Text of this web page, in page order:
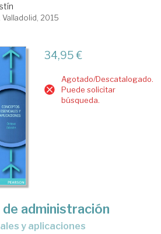
Valladolid, 2015
34,95 €
Agotado/Descatalogado.
Puede solicitar
búsqueda.
de administración
y aplicaciones